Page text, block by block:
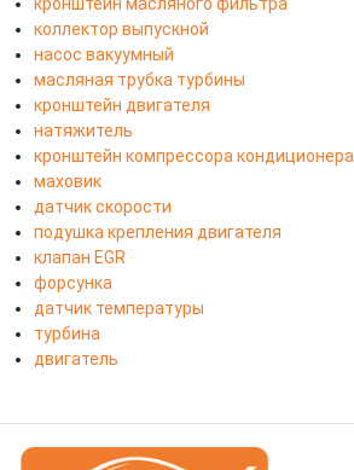
коллектор выпускной
насос вакуумный
масляная трубка турбины
кронштейн двигателя
натяжитель
кронштейн компрессора кондиционера
маховик
датчик скорости
подушка крепления двигателя
клапан EGR
форсунка
датчик температуры
турбина
двигатель